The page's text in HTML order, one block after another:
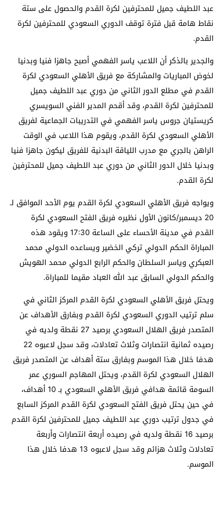
عبد اللطيف جميل للمحترفين لكرة القدم والحصول على ستة
نقاط هامة قبل فترة توقف الدوري السعودي للمحترفين لكرة
القدم.
والجدير بالذكر أن اللاعب ياسر الفهمي أصبح جاهزا فنيا وبدنيا
لخوض المباريات والمشاركة مع فريق الأهلي السعودي لكرة
القدم في مطلع الدور الثاني من دوري عبد اللطيف جميل
للمحترفين لكرة القدم، وقد أقحم المدير الفني السويسري
كريستيان جروس ياسر الفهمي في التدريبات الجماعية لفريق
الأهلي السعودي لكرة القدم، ويقوم هذا اللاعب في الوقت
الراهن بالجري مع مدرب اللياقة البدنية للفريق ليكون جاهزا فنيا
وبدنيا خلال الدور الثاني من دوري عبد اللطيف جميل للمحترفين
لكرة القدم.
ويواجه فريق الأهلي السعودي لكرة القدم يوم الأحد الموافق لـ
20 ديسمبر/كانون الأول نظيره فريق الفتح السعودي لكرة
القدم في مدينة الأحساء على الساعة 17:30 ويقود هذه
المباراة الحكم الدولي تركي الخضير ويساعده الدولي محمد
العبكري وياسر السلطان والحكم الرابع الدولي محمد الهويش
والحكم الدولي السابق عبد الله العباد مقيما للمباراة.
ويحتل فريق الأهلي السعودي لكرة القدم المركز الثاني في
سلم ترتيب الدوري السعودي لكرة القدم وبفارق الأهداف عن
المتصدر فريق الهلال السعودي برصيد 27 نقطة ولديه في
رصيده ثمانية انتصارات وثلاث تعادلات، وقد سجل لاعبوه 22
هدفا خلال هذا الموسم وبفارق ستة أهداف عن المتصدر فريق
الهلال السعودي لكرة القدم، ويحتل المهاجم السوري عمر
السومة قائمة هدافي فريق الأهلي السعودي بـ 10 أهداف،
في حين يحتل فريق الفتح السعودي لكرة القدم المركز السابع
في جدول ترتيب دوري عبد اللطيف جميل للمحترفين لكرة القدم
برصيد 16 نقطة ولديه في رصيده أربعة انتصارات وأربعة
تعادلات وثلاث هزائم وقد سجل لاعبوه 13 هدفا خلال هذا
الموسم.